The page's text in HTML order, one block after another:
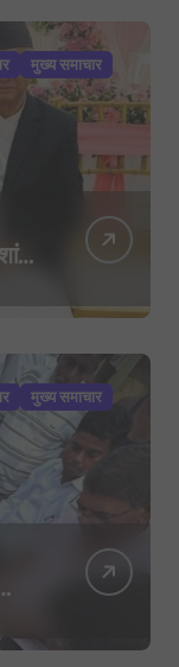
मुख्य समाचार
मुख्य समाचार